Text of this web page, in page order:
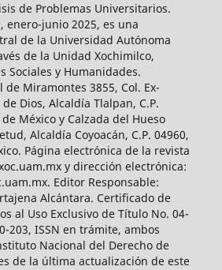
de Problemas Universitarios.
enero-junio 2025, es una
de la Universidad Autónoma
de la Unidad Xochimilco,
Sociales y Humanidades.
de Miramontes 3855, Col. Ex-
Dios, Alcaldía Tlalpan, C.P.
México y Calzada del Hueso
Alcaldía Coyoacán, C.P. 04960,
Página electrónica de la revista
y dirección electrónica:
Editor Responsable:
Alcántara. Certificado de
al Uso Exclusivo de Título No. 04-
203, ISSN en trámite, ambos
Nacional del Derecho de
de la última actualización de este